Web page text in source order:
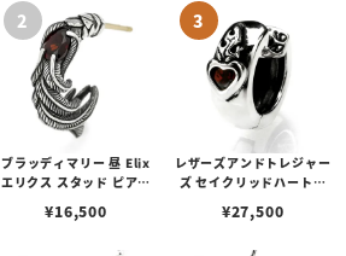
ブラッディマリー 昼 Elix
エリクス スタッド ピアス
¥16,500
レザーズアンドトレジャー
ズ セイクリッドハートピ
¥27,500